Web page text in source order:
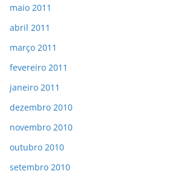
maio 2011
abril 2011
março 2011
fevereiro 2011
janeiro 2011
dezembro 2010
novembro 2010
outubro 2010
setembro 2010